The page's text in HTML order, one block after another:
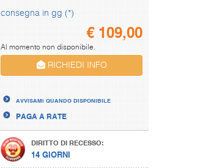
consegna in gg (*)
€109,00
Al momento non disponibile.
RICHIEDI INFO
AVVISAMI QUANDO DISPONIBILE
PAGA A RATE
DIRITTO DI RECESSO:
14 GIORNI